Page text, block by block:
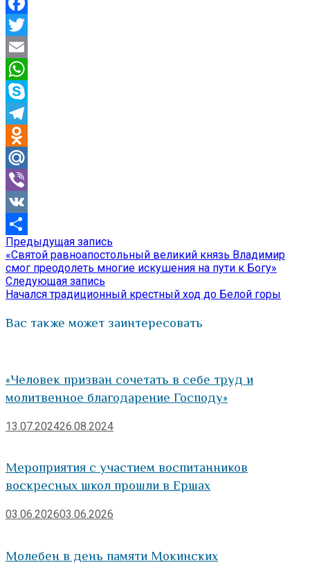
Facebook
Twitter
Email
WhatsApp
Skype
Telegram
Odnoklassniki
Mail.Ru
Viber
VK
Отправить
Навигация
по
записям
Предыдущая запись
запись:
«Святой равноапостольный великий князь Владимир
смог преодолеть многие искушения на пути к Богу»
Следующая запись
запись:
Начался традиционный крестный ход до Белой горы
Вас также может заинтересовать
«Человек призван сочетать в себе труд и
молитвенное благодарение Господу»
13.07.202426.08.2024
Мероприятия с участием воспитанников
воскресных школ прошли в Ершах
03.06.202603.06.2026
Молебен в день памяти Мокинских